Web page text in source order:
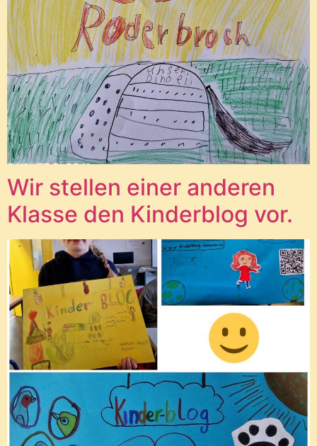
Wir stellen einer anderen
Klasse den Kinderblog vor.